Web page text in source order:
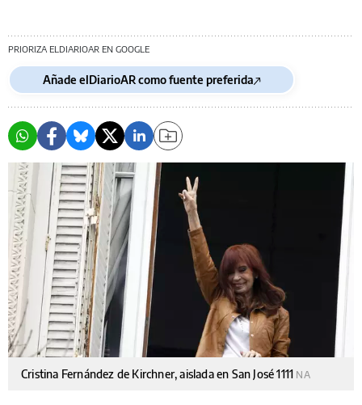
PRIORIZA ELDIARIOAR EN GOOGLE
Añade elDiarioAR como fuente preferida
Cristina Fernández de Kirchner, aislada en San José 1111 NA